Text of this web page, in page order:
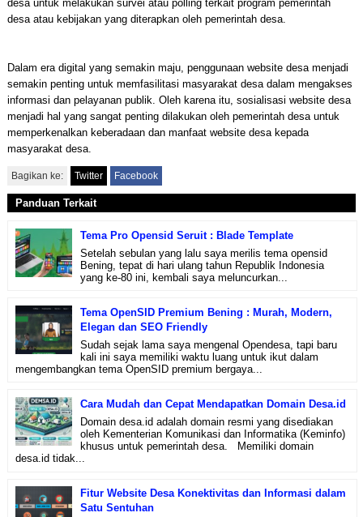
desa untuk melakukan survei atau polling terkait program pemerintah
desa atau kebijakan yang diterapkan oleh pemerintah desa.
Dalam era digital yang semakin maju, penggunaan website desa menjadi
semakin penting untuk memfasilitasi masyarakat desa dalam mengakses
informasi dan pelayanan publik. Oleh karena itu, sosialisasi website desa
menjadi hal yang sangat penting dilakukan oleh pemerintah desa untuk
memperkenalkan keberadaan dan manfaat website desa kepada
masyarakat desa.
Bagikan ke: Twitter Facebook
Panduan Terkait
Tema Pro Opensid Seruit : Blade Template
Setelah sebulan yang lalu saya merilis tema opensid
Bening, tepat di hari ulang tahun Republik Indonesia
yang ke-80 ini, kembali saya meluncurkan...
Tema OpenSID Premium Bening : Murah, Modern,
Elegan dan SEO Friendly
Sudah sejak lama saya mengenal Opendesa, tapi baru
kali ini saya memiliki waktu luang untuk ikut dalam
mengembangkan tema OpenSID premium bergaya...
Cara Mudah dan Cepat Mendapatkan Domain Desa.id
Domain desa.id adalah domain resmi yang disediakan
oleh Kementerian Komunikasi dan Informatika (Keminfo)
khusus untuk pemerintah desa. Memiliki domain
desa.id tidak...
Fitur Website Desa Konektivitas dan Informasi dalam
Satu Sentuhan